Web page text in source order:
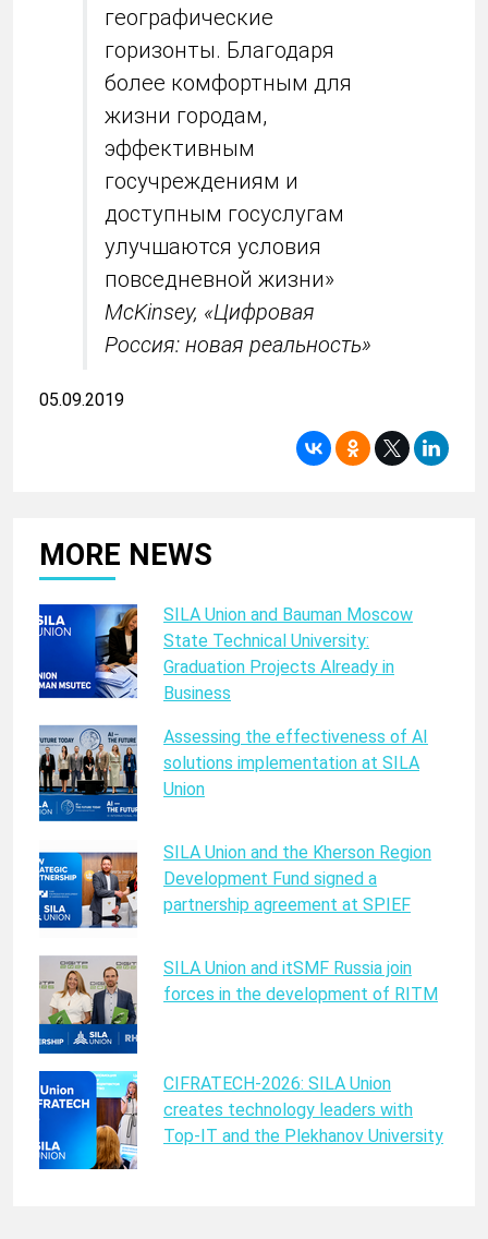
географические
горизонты. Благодаря
более комфортным для
жизни городам,
эффективным
госучреждениям и
доступным госуслугам
улучшаются условия
повседневной жизни»
McKinsey, «Цифровая
Россия: новая реальность»
05.09.2019
MORE NEWS
SILA Union and Bauman Moscow
State Technical University:
Graduation Projects Already in
Business
Assessing the effectiveness of AI
solutions implementation at SILA
Union
SILA Union and the Kherson Region
Development Fund signed a
partnership agreement at SPIEF
SILA Union and itSMF Russia join
forces in the development of RITM
CIFRATECH-2026: SILA Union
creates technology leaders with
Top-IT and the Plekhanov University